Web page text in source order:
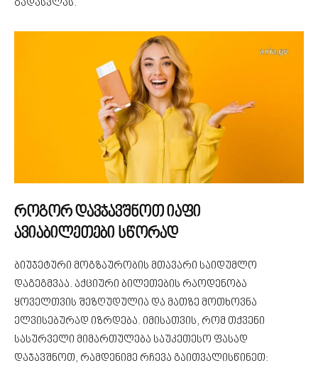
გადასვლას.
როგორ დავჯავშნოთ იაფი
ავიაბილეთები სწორად
ბიუჯეტური მოგზაურობის მთავარი საიდუმლო
დაგეგმვაა. აქციური ბილეთების რაოდენობა
ყოველთვის შეზღუდულია და მათზე მოთხოვნა
ელვისებურად იზრდება. იმისათვის, რომ თქვენი
სასურველი მიმართულება საუკეთესო ფასად
დაჯავშნოთ, რამდენიმე რჩევა გაითვალისწინეთ: